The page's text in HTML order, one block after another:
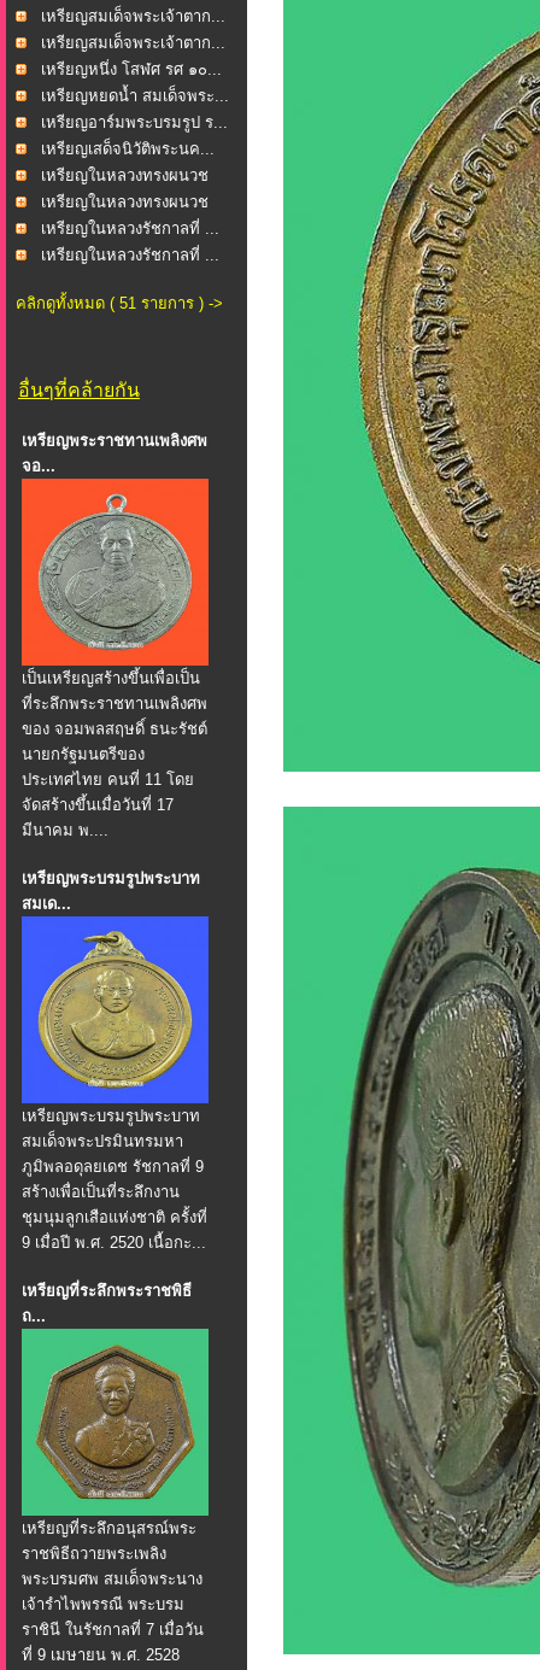
เหรียญสมเด็จพระเจ้าตาก...
เหรียญสมเด็จพระเจ้าตาก...
เหรียญหนึ่ง โสฬศ รศ ๑๐...
เหรียญหยดน้ำ สมเด็จพระ...
เหรียญอาร์มพระบรมรูป ร...
เหรียญเสด็จนิวัติพระนค...
เหรียญในหลวงทรงผนวช
“ภ...
เหรียญในหลวงทรงผนวช
“ภ...
เหรียญในหลวงรัชกาลที่ ...
เหรียญในหลวงรัชกาลที่ ...
คลิกดูทั้งหมด ( 51 รายการ ) ->
อื่นๆที่คล้ายกัน
เหรียญพระราชทานเพลิงศพ
จอ...
เป็นเหรียญสร้างขึ้นเพื่อเป็น
ที่ระลึกพระราชทานเพลิงศพ
ของ จอมพลสฤษดิ์ ธนะรัชต์
นายกรัฐมนตรีของ
ประเทศไทย คนที่ 11 โดย
จัดสร้างขึ้นเมื่อวันที่ 17
มีนาคม พ....
เหรียญพระบรมรูปพระบาท
สมเด...
เหรียญพระบรมรูปพระบาท
สมเด็จพระปรมินทรมหา
ภูมิพลอดุลยเดช รัชกาลที่ 9
สร้างเพื่อเป็นที่ระลึกงาน
ชุมนุมลูกเสือแห่งชาติ ครั้งที่
9 เมื่อปี พ.ศ. 2520 เนื้อกะ...
เหรียญที่ระลึกพระราชพิธี
ถ...
เหรียญที่ระลึกอนุสรณ์พระ
ราชพิธีถวายพระเพลิง
พระบรมศพ สมเด็จพระนาง
เจ้ารำไพพรรณี พระบรม
ราชินี ในรัชกาลที่ 7 เมื่อวัน
ที่ 9 เมษายน พ.ศ. 2528